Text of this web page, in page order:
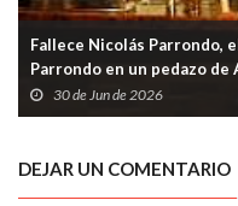
Fallece Nicolás Parrondo,
Parrondo en un pedazo
30 de Jun de 2026
DEJAR UN COMENTARIO